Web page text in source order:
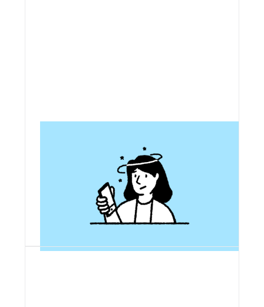
l'humain
Prendre nos responsabilités en tant
que concepteurs et conceptrices
d'applications pour ne pas jouer sur
les vulnérabilités humaines face aux
technologies.